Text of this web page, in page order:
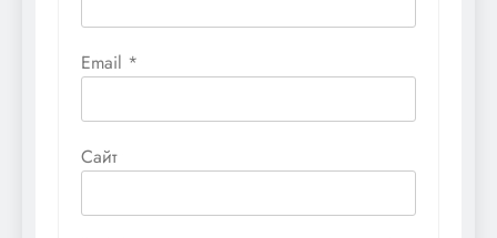
Email *
Сайт